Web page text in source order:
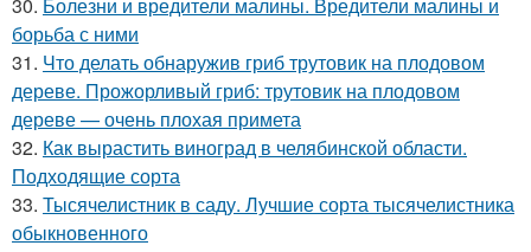
борьба с ними
31. Что делать обнаружив гриб трутовик на плодовом
дереве. Прожорливый гриб: трутовик на плодовом
дереве — очень плохая примета
32. Как вырастить виноград в челябинской области.
Подходящие сорта
33. Тысячелистник в саду. Лучшие сорта тысячелистника
обыкновенного